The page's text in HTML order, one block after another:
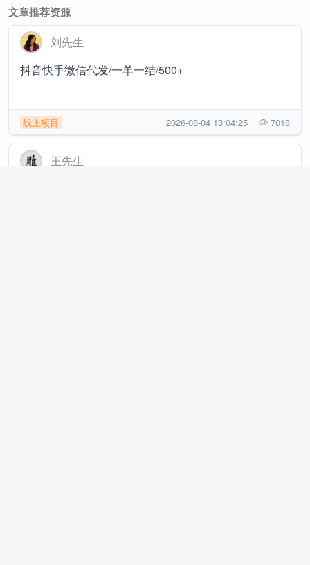
文章推荐资源
刘先生
抖音快手微信代发/一单一结/500+
线上项目 2026-08-04 13:04:25 7018
王先生